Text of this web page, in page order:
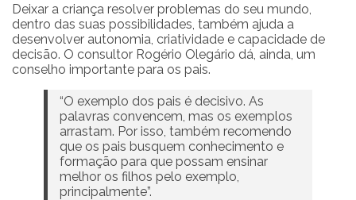
Deixar a criança resolver problemas do seu mundo,
dentro das suas possibilidades, também ajuda a
desenvolver autonomia, criatividade e capacidade de
decisão. O consultor Rogério Olegário dá, ainda, um
conselho importante para os pais.
“O exemplo dos pais é decisivo. As
palavras convencem, mas os exemplos
arrastam. Por isso, também recomendo
que os pais busquem conhecimento e
formação para que possam ensinar
melhor os filhos pelo exemplo,
principalmente”.